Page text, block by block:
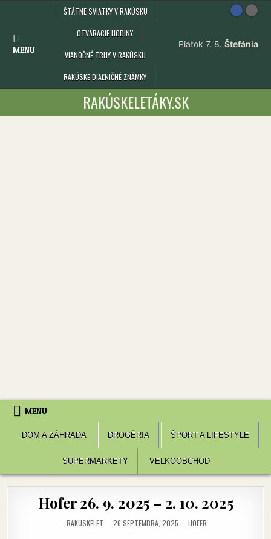
MENU
ŠTÁTNE SVIATKY V RAKÚSKU
OTVÁRACIE HODINY
VIANOČNÉ TRHY V RAKÚSKU
RAKÚSKE DIAĽNIČNÉ ZNÁMKY
RAKÚSKELETÁKY.SK
MENU
DOM A ZÁHRADA DROGÉRIA ŠPORT A LIFESTYLE
SUPERMARKETY VEĽKOOBCHOD
Hofer 26. 9. 2025 – 2. 10. 2025
RAKUSKELET 26 SEPTEMBRA, 2025 POSTED
IN
HOFER